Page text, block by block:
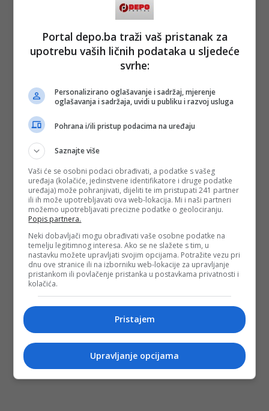
Portal depo.ba traži vaš pristanak za
upotrebu vaših ličnih podataka u sljedeće
svrhe:
Personalizirano oglašavanje i sadržaj, mjerenje
oglašavanja i sadržaja, uvidi u publiku i razvoj usluga
Pohrana i/ili pristup podacima na uređaju
Saznajte više
Vaši će se osobni podaci obrađivati, a podatke s vašeg
uređaja (kolačiće, jedinstvene identifikatore i druge podatke
uređaja) može pohranjivati, dijeliti te im pristupati 241 partner
ili ih može upotrebljavati ova web-lokacija. Mi i naši partneri
možemo upotrebljavati precizne podatke o geolociranju.
Popis partnera.
Neki dobavljači mogu obrađivati vaše osobne podatke na
temelju legitimnog interesa. Ako se ne slažete s tim, u
nastavku možete upravljati svojim opcijama. Potražite vezu pri
dnu ove stranice ili na izborniku web-lokacije za upravljanje
pristankom ili povlačenje pristanka u postavkama privatnosti i
kolačića.
Pristajem
Upravljanje opcijama